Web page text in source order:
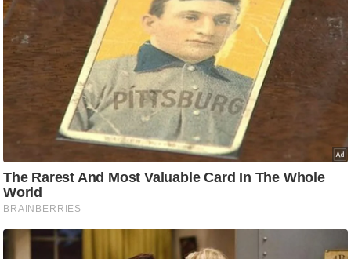
इ
स्टा
टे
क्नॉ
लॉ
जी
ब्यू
टी